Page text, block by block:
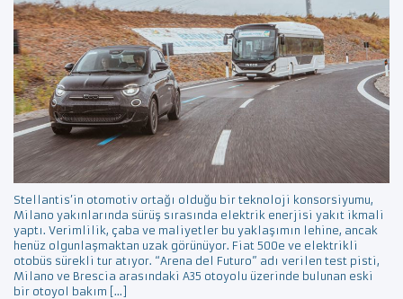
Stellantis’in otomotiv ortağı olduğu bir teknoloji konsorsiyumu,
Milano yakınlarında sürüş sırasında elektrik enerjisi yakıt ikmali
yaptı. Verimlilik, çaba ve maliyetler bu yaklaşımın lehine, ancak
henüz olgunlaşmaktan uzak görünüyor. Fiat 500e ve elektrikli
otobüs sürekli tur atıyor. “Arena del Futuro” adı verilen test pisti,
Milano ve Brescia arasındaki A35 otoyolu üzerinde bulunan eski
bir otoyol bakım […]